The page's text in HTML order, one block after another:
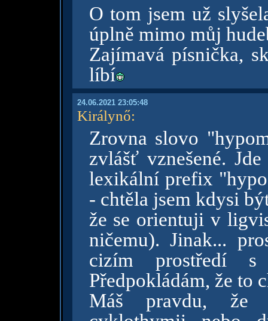
O tom jsem už
úplně mimo můj
Zajímavá písnička,
líbí
24.06.2021 23:05:48
Királynő:
Zrovna slovo
zvlášť vznešené.
lexikální prefix
- chtěla jsem kdysi
že se orientuji v
ničemu). Jinak...
cizím prostředí s
Předpokládám, že to
Máš pravdu, že